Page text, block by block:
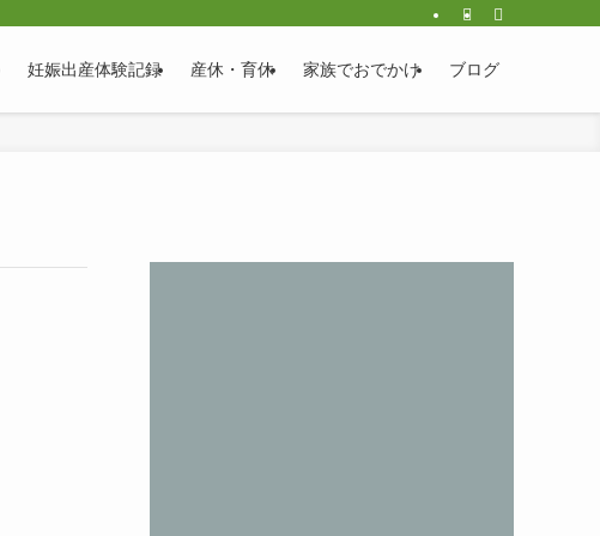
妊娠出産体験記録 産休・育休 家族でおでかけ ブログ